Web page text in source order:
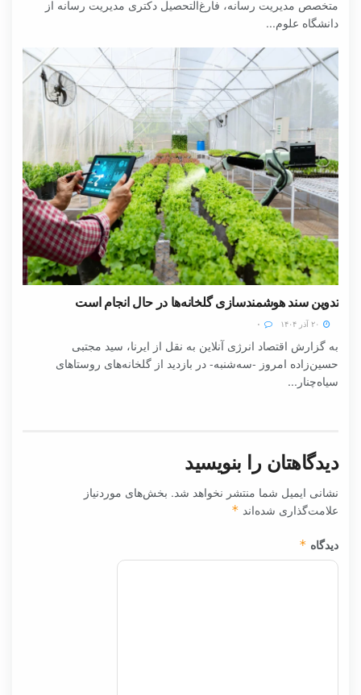
متخصص مدیریت رسانه، فارغ‌التحصیل دکتری مدیریت رسانه از
دانشگاه علوم...
تدوین سند هوشمندسازی گلخانه‌ها در حال انجام است
به گزارش اقتصاد انرژی آنلاین به نقل از ایرنا، سید مجتبی
حسین‌زاده امروز -سه‌شنبه- در بازدید از گلخانه‌های روستاهای
سیاه‌چنار...
دیدگاهتان را بنویسید
نشانی ایمیل شما منتشر نخواهد شد. بخش‌های موردنیاز
علامت‌گذاری شده‌اند *
دیدگاه *